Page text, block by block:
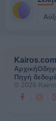
Αρχική
Πηγή
© 2026